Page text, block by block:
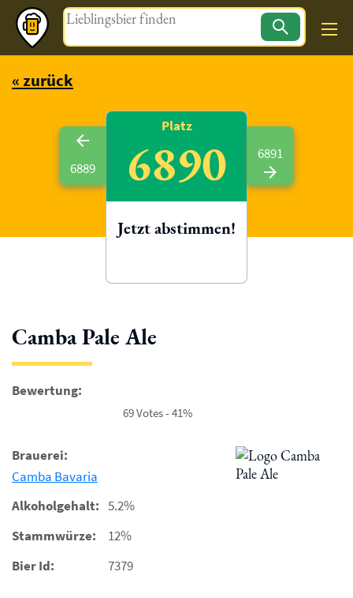
Magazin
« zurück
Camba Pale Ale
Bewertung:
69 Votes - 41%
Brauerei:
Camba Bavaria
Alkoholgehalt: 5.2%
Stammwürze:
12%
Bier Id:
7379
6889
Platz
6890
Jetzt abstimmen!
6891